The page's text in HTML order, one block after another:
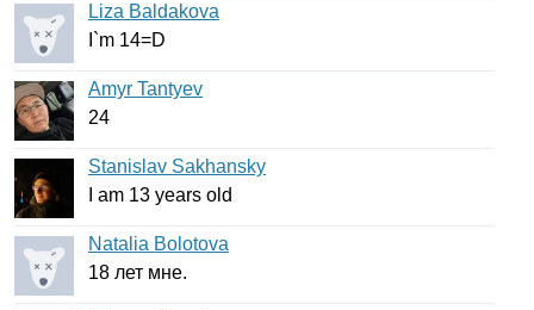
Liza Baldakova
`m 14=D
Amyr Tantyev
24
Stanislav Sakhansky
am 13 years old
Natalia Bolotova
18 лет мне.